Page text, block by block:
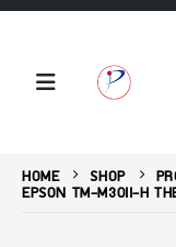
HOME SHOP
EPSON TM-M30II-H